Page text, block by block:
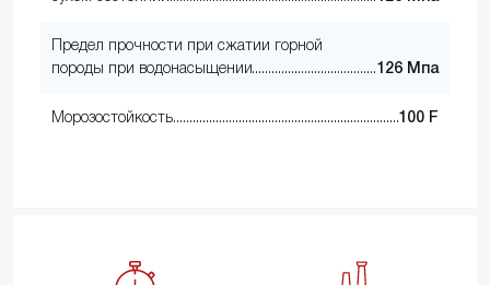
Предел прочности при сжатии горной
породы при водонасыщении
126 Мпа
Морозостойкость 100 F